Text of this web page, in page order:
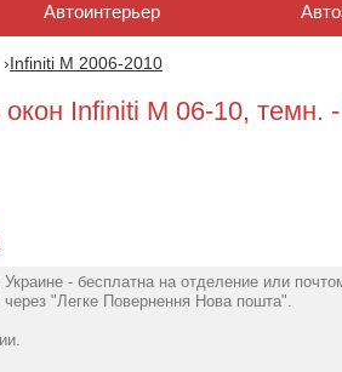
Автоинтерьер
Infiniti M 2006-2010
Infiniti M 06-10, темн.
- бесплатна на отделение или
через "Легке Повернення Нова пошта".